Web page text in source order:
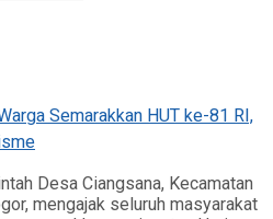
Desa Ciangsana, Kecamatan
mengajak seluruh masyarakat